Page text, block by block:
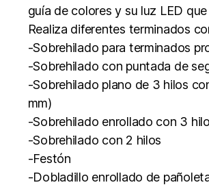
guía de colores y su luz LED
Realiza diferentes terminados
-Sobrehilado para terminados
-Sobrehilado con puntada de
-Sobrehilado plano de 3 hilos
mm)
-Sobrehilado enrollado con 3
-Sobrehilado con 2 hilos
-Festón
-Dobladillo enrollado de